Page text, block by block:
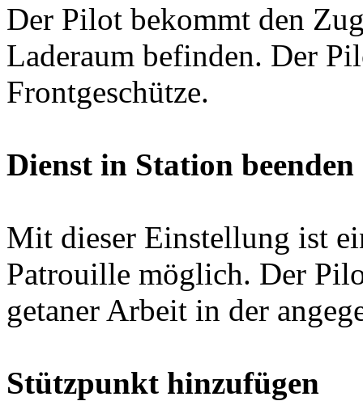
Der Pilot bekommt den
Laderaum befinden. Der
Frontgeschütze.
Dienst in Station beenden
Mit dieser Einstellung ist
Patrouille möglich. Der
getaner Arbeit in der
Stützpunkt hinzufügen